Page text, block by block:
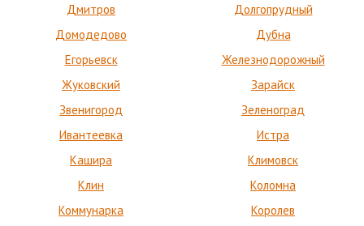
Дмитров
Долгопрудный
Домодедово
Дубна
Егорьевск
Железнодорожный
Жуковский
Зарайск
Звенигород
Зеленоград
Ивантеевка
Истра
Кашира
Климовск
Клин
Коломна
Коммунарка
Королев